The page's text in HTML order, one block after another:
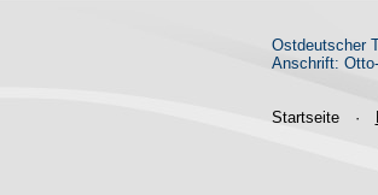
Ostdeutscher
Anschrift:
Startseite ·